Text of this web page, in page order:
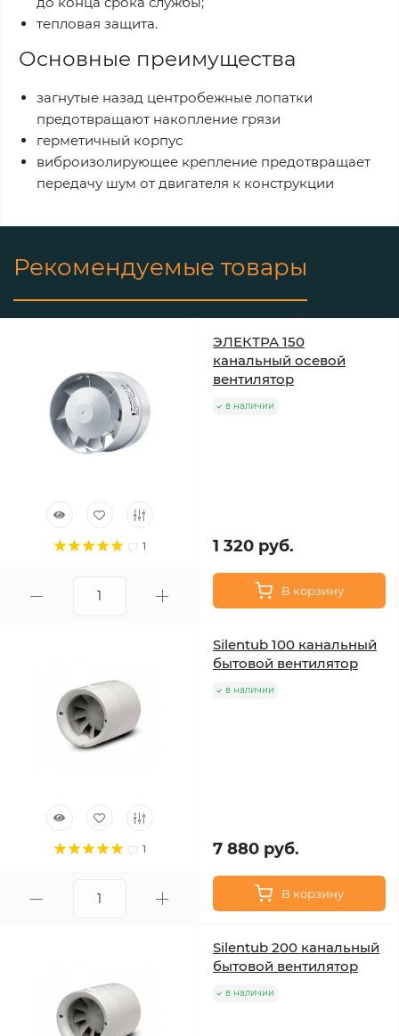
тепловая защита.
Основные преимущества
загнутые назад центробежные лопатки
предотвращают накопление грязи
герметичный корпус
виброизолирующее крепление предотвращает
передачу шум от двигателя к конструкции
Рекомендуемые товары
1
ЭЛЕКТРА 150
канальный осевой
вентилятор
в наличии
1 320 руб.
В корзину
1
Silentub 100 канальный
бытовой вентилятор
в наличии
7 880 руб.
В корзину
Silentub 200 канальный
бытовой вентилятор
в наличии